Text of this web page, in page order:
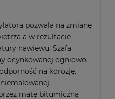
pozwala na zmianę
a w rezultacie
nawiewu. Szafa
ocynkowanej ogniowo,
na korozję.
matę bitumiczną